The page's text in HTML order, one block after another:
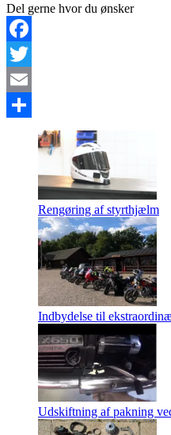
Del gerne hvor du ønsker
Facebook
Twitter
Email
Rengøring af styrthjælm
Indbydelse til
Udskiftning af pakning